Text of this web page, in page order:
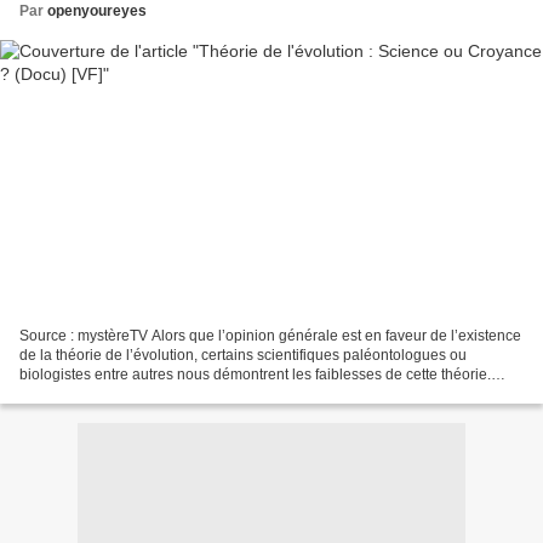
Par openyoureyes
Source : mystèreTV Alors que l’opinion générale est en faveur de l’existence
de la théorie de l’évolution, certains scientifiques paléontologues ou
biologistes entre autres nous démontrent les faiblesses de cette théorie.